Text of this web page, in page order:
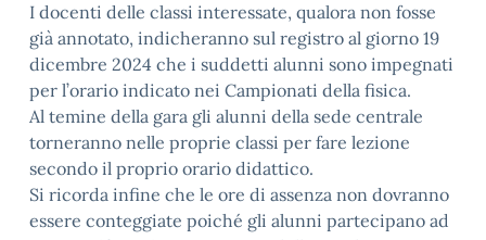
I docenti delle classi interessate, qualora non fosse
già annotato, indicheranno sul registro al giorno 19
dicembre 2024 che i suddetti alunni sono impegnati
per l’orario indicato nei Campionati della fisica.
Al temine della gara gli alunni della sede centrale
torneranno nelle proprie classi per fare lezione
secondo il proprio orario didattico.
Si ricorda infine che le ore di assenza non dovranno
essere conteggiate poiché gli alunni partecipano ad